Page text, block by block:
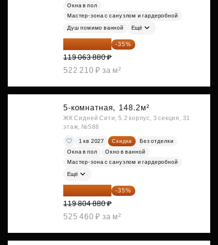
Окна в пол
Мастер-зона с санузлом и гардеробной
Душ помимо ванной Ещё
77 391 522 ₽ -35%
119 063 880 ₽
522 210 ₽ за м²
5-комнатная, 148.2м²
ЖК Сидней Сити, 5.2 корпус, 3 секция, 31
этаж, №588
1 кв 2027 Скидка
Без отделки
Окна в пол
Окно в ванной
Мастер-зона с санузлом и гардеробной
Ещё
77 873 172 ₽ -35%
119 804 880 ₽
525 460 ₽ за м²